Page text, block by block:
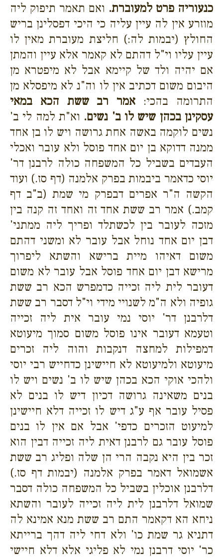
כנעוריה פרט למעוברת. ואם תאמר תיפוק ליה
מוזרע אין לה עיין עליה כי היכי דפסלינן בריש
החולץ (יבמות לה:) חליצת מעוברת מאין לו
עיין עליו וי"ל דהתם לא קאמר אלא עיין והמתן
אם יהיה ולד של קיימא אבל לא מיפטרא מן
היבום משום דכתיב אין לו וה"נ לא מיפסלא מן
התרומה בהכי: אמר רב ששת הכא במאי
עסקינן בכהן שיש לו ב' נשים. וא"ת למה לי ב'
נשים לוקמה באשה אחת גרושה ויש לו בן אחד
ממנה דדוקא בן יום אחד פוסל ולא עובר ואכלי
העבדים בשביל כל המשפחה כולה לרבנן דר'
יוסי כדאמר ביבמות בפרק אלמנה (דף סז.) ועוד
הקשה ה"ר אפרים דבפרק מי שמת (ב"ב דף
קמב.) אמר רב ששת אחד זה ואחד זה קנה בין
מזכה לעובר בין לכשתלד ופריך ליה ממתני'
דבן יום אחד נוחל אבל עובר לא ומשני דהתם
משום דאיהו מיית ברישא והשתא ליפרוך
מרישא דבן יום אחד פוסל אבל עובר לא משום
דעובר לית ליה זכייה כדמפרש הכא רב ששת
גופיה ולא ה"מ לשנויי מידי וי"ל דסבר רב ששת
דלרבנן דר' יוסי נמי עובר אית ליה זכייה
וטעמא דעובר אינו פוסל משום סמוך מיעוטא
דמפילות למחצה דנקבות והוה ליה זכרים
מיעוטא ולמיעוטא לא חיישינן כדחייש רבי יוסי
ולהכי אוקי הכא בכהן שיש לו ב' נשים ויש לו
בנים משאינה גרושה דכיון דיש לו בנים לא
פסיל עובר אף ע"ג דיש לו זכייה דלא חיישינן
למיעוט הזכרים כדפי' אבל אם אין לו בנים
פוסל עובר גם לרבנן דאית ליה זכייה דבין הוא
זכר בין היא נקבה הרי הן שלה ופליג רב ששת
אשמואל דאמר בפרק אלמנה (יבמות דף סז.)
דלרבנן אוכלין בשביל כל המשפחה כולה דסבר
שמואל דלרבנן לית ליה זכייה לעובר והשתא
ניחא הא דקאמר התם רב ששת מנא אמינא לה
דתניא גר שמת כו' ולא דחי ליה דהך ברייתא
כר' יוסי דרבנן נמי לא פליגי אלא דלא חיישי